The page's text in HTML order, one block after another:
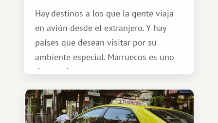
Hay destinos a los que la gente viaja
en avión desde el extranjero. Y hay
países que desean visitar por su
ambiente especial. Marruecos es uno
de esos lugares.